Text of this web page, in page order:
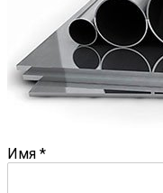
Имя *